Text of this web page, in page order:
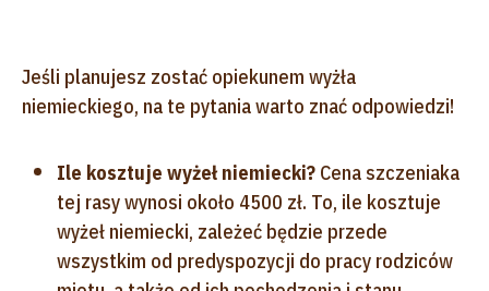
Jeśli planujesz zostać opiekunem wyżła
niemieckiego, na te pytania warto znać odpowiedzi!
Ile kosztuje wyżeł niemiecki? Cena szczeniaka
tej rasy wynosi około 4500 zł. To, ile kosztuje
wyżeł niemiecki, zależeć będzie przede
wszystkim od predyspozycji do pracy rodziców